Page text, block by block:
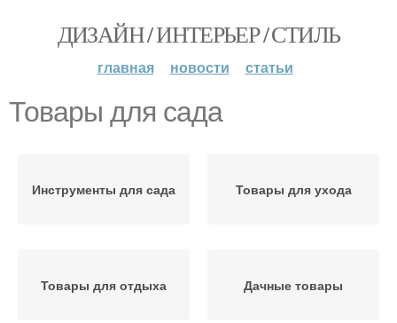
ДИЗАЙН / ИНТЕРЬЕР / СТИЛЬ
главная новости статьи
Товары для сада
Инструменты для сада Товары для ухода
Товары для отдыха Дачные товары